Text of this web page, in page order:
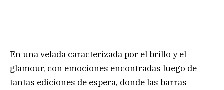
En una velada caracterizada por el brillo y el
glamour, con emociones encontradas luego de
tantas ediciones de espera, donde las barras